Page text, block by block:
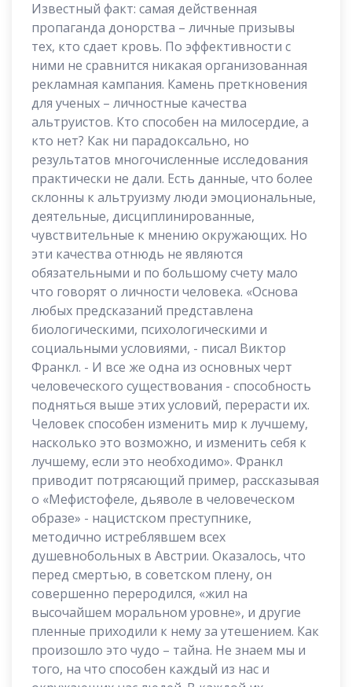
Известный факт: самая действенная
пропаганда донорства – личные призывы
тех, кто сдает кровь. По эффективности с
ними не сравнится никакая организованная
рекламная кампания. Камень преткновения
для ученых – личностные качества
альтруистов. Кто способен на милосердие, а
кто нет? Как ни парадоксально, но
результатов многочисленные исследования
практически не дали. Есть данные, что более
склонны к альтруизму люди эмоциональные,
деятельные, дисциплинированные,
чувствительные к мнению окружающих. Но
эти качества отнюдь не являются
обязательными и по большому счету мало
что говорят о личности человека. «Основа
любых предсказаний представлена
биологическими, психологическими и
социальными условиями, - писал Виктор
Франкл. - И все же одна из основных черт
человеческого существования - способность
подняться выше этих условий, перерасти их.
Человек способен изменить мир к лучшему,
насколько это возможно, и изменить себя к
лучшему, если это необходимо». Франкл
приводит потрясающий пример, рассказывая
о «Мефистофеле, дьяволе в человеческом
образе» - нацистском преступнике,
методично истреблявшем всех
душевнобольных в Австрии. Оказалось, что
перед смертью, в советском плену, он
совершенно переродился, «жил на
высочайшем моральном уровне», и другие
пленные приходили к нему за утешением. Как
произошло это чудо – тайна. Не знаем мы и
того, на что способен каждый из нас и